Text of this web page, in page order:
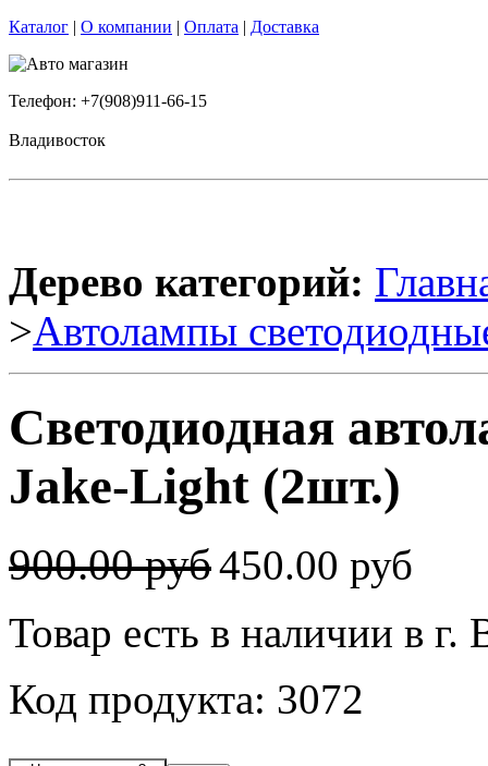
Каталог | О компании | Оплата | Доставка
Телефон: +7(908)911-66-15
Владивосток
Дерево категорий:
>Автолампы
Светодиодная
Jake-Light (2шт.)
900.00 руб450.00 руб
Товар есть в наличии в г.
Код продукта: 3072